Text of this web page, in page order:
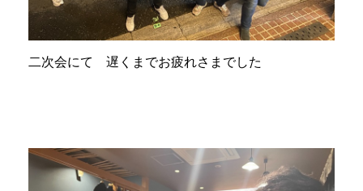
二次会にて 遅くまでお疲れさまでした